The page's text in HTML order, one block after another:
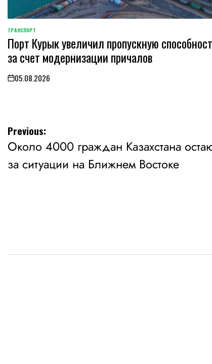
POSTED
IN
ТРАНСПОРТ
Порт Курык увеличил пропускную
за счет модернизации причалов
on05.08.2026
Навигация
по
записям
Previous:
Около 4000 граждан Казахстана
за ситуации на Ближнем Востоке